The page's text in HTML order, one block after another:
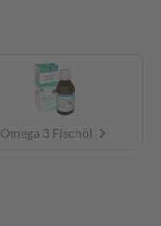
Omega 3 Fischöl